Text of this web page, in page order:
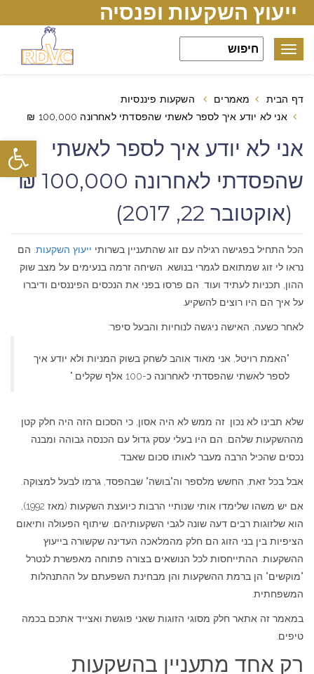
פתח
ייעוץ השקעות ופנסיה
Toggle
דף הבית מאמרים
השקעות פיננסיות
אני לא יודע איך לספר לאשתי שהפסדתי לאחרונה 100,000 ₪
אני לא יודע איך לספר לאשתי
שהפסדתי לאחרונה 100,000 ₪
(אוקטובר 22, 2017)
הכל התחיל בפגישה רגילה עם זוג שהתעניין בשרותי ייעוץ השקעות . הם
נראו לי זוג שמתואם לגמרי בנושא. השיחה זרמה בנעימים על מצב שוק
ההון, תכניות לעתיד ועוד. הם פרסו בפני את הנכסים הפיננסים ודיברו
על איך הם היו רוצים להשקיע.
לאחר כשעה, האישה ניגשה לנוחיות והבעל סיפר:
"האמת רויטל, אני מאוד אוהב לשחק בשוק המניות ולא יודע איך
לספר לאשתי שהפסדתי לאחרונה כ-100 אלף שקלים."
שלא תבינו לא נכון. זה ממש לא היה אסון, כי הסכום הזה היה חלק קטן
מההשקעות שלהם. הם היו בעלי עסק גדול עם הכנסה גבוהה ומבנה
נכסים שהכיל הרבה מעבר לאותו סכום שאבד.
אבל בכל זאת, החשש מלספר וה"בושה" שבהפסד, גרמו לבעל למצוקה.
אם יש משהו שלימדו אותי שנותיי הרבות כיועצת השקעות (מאז 1992),
הוא שלזוגות רבים דעה שונה לגבי השקעותיהם. שיתוף הפעולה ותיאום
הציפיות בין בני הזוג הם חלק מהמלאכה העדינה שקשורה בייעוץ
ההשקעות. ההתייחסות לכל הנושאים בצורה פתוחה מאפשרת לנטרל
"מוקשים" הן ברמת ההשקעות והן מבחינת השפעתם על ההתנהלות
המשפחתית.
במאמר זה אתאר חלק מסוגי הזוגות שאני פוגשת ואצייד אתכם בכמה
טיפים.
רק אחד מתעניין בהשקעות